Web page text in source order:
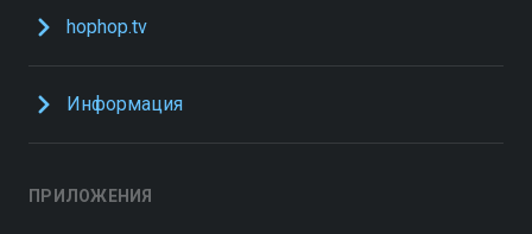
hophop.tv
Информация
ПРИЛОЖЕНИЯ